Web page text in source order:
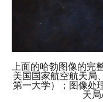
上面的哈勃图像的完
美国国家航空航天局
第一大学）；图像处
天